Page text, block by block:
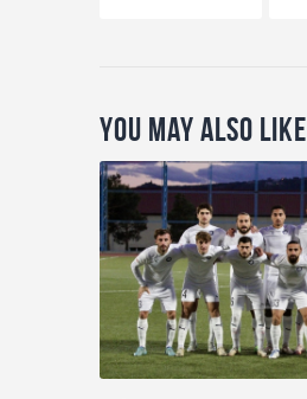
You May Also Like